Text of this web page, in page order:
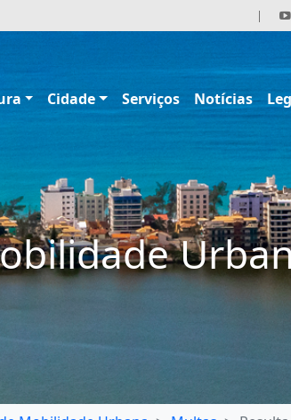
|
Cidade Serviços Notícias